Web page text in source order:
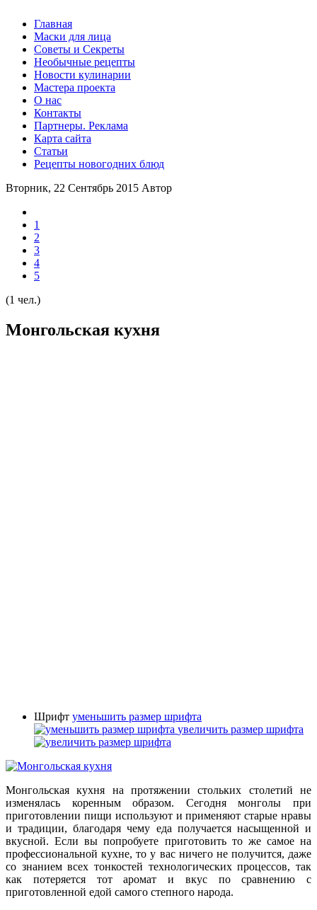
Главная
Маски для лица
Советы и Секреты
Необычные рецепты
Новости кулинарии
Мастера проекта
О нас
Контакты
Партнеры. Реклама
Карта сайта
Статьи
Рецепты новогодних блюд
Вторник, 22 Сентябрь 2015 Автор
1
2
3
4
5
(1 чел.)
Монгольская кухня
Шрифт уменьшить размер шрифта
увеличить размер шрифта
Монгольская кухня на протяжении стольких столетий не
изменялась коренным образом. Сегодня монголы при
приготовлении пищи используют и применяют старые нравы
и традиции, благодаря чему еда получается насыщенной и
вкусной. Если вы попробуете приготовить то же самое на
профессиональной кухне, то у вас ничего не получится, даже
со знанием всех тонкостей технологических процессов, так
как потеряется тот аромат и вкус по сравнению с
приготовленной едой самого степного народа.